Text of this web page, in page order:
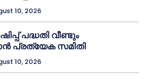
10, 2026
പദ്ധതി വീണ്ടും
പ്രത്യേക സമിതി
10, 2026